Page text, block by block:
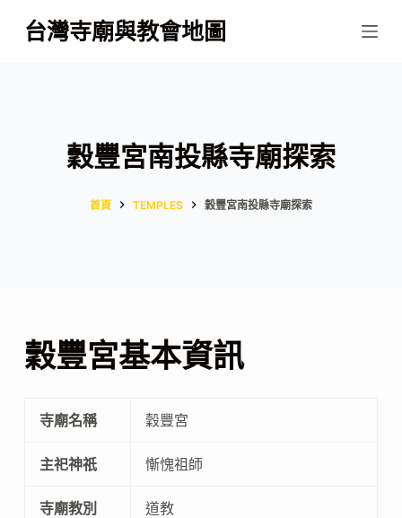
跳
至
台灣寺廟與教會地圖
穀豐宮南投縣寺廟探索
首頁 TEMPLES 穀豐宮南投縣寺廟探索
穀豐宮基本資訊
寺廟名稱 穀豐宮
主祀神祇 慚愧祖師
寺廟教別 道教